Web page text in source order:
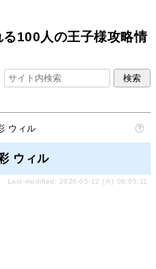
100人の王子様攻略情
ウィル
ウィル
Last-modified: 2026-05-12 (火) 08:05:11